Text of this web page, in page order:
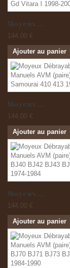
Moyeux...
144,00 €
Ajouter au panier
Moyeux...
144,00 €
Ajouter au panier
Moyeux...
144,00 €
Ajouter au panier